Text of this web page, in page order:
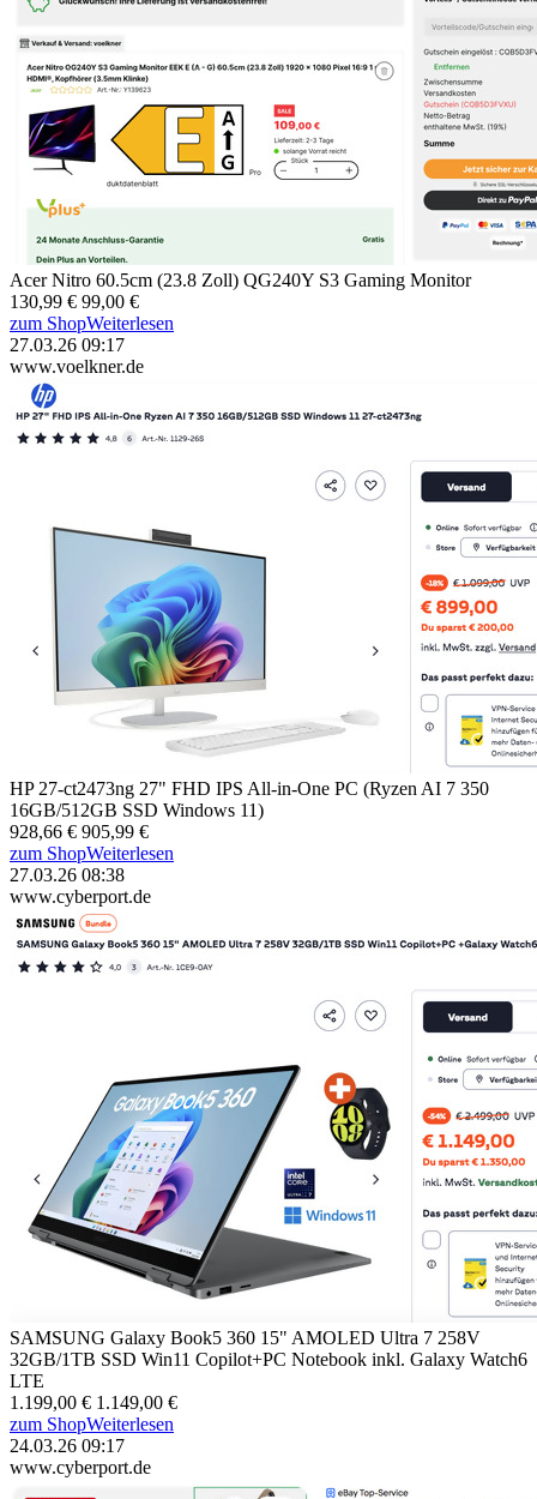
Acer Nitro 60.5cm (23.8 Zoll) QG240Y S3 Gaming Monitor
130,99 € 99,00 €
zum ShopWeiterlesen
27.03.26 09:17
www.voelkner.de
HP 27-ct2473ng 27" FHD IPS All-in-One PC (Ryzen AI 7 350
16GB/512GB SSD Windows 11)
928,66 € 905,99 €
zum ShopWeiterlesen
27.03.26 08:38
www.cyberport.de
SAMSUNG Galaxy Book5 360 15" AMOLED Ultra 7 258V
32GB/1TB SSD Win11 Copilot+PC Notebook inkl. Galaxy Watch6
LTE
1.199,00 € 1.149,00 €
zum ShopWeiterlesen
24.03.26 09:17
www.cyberport.de